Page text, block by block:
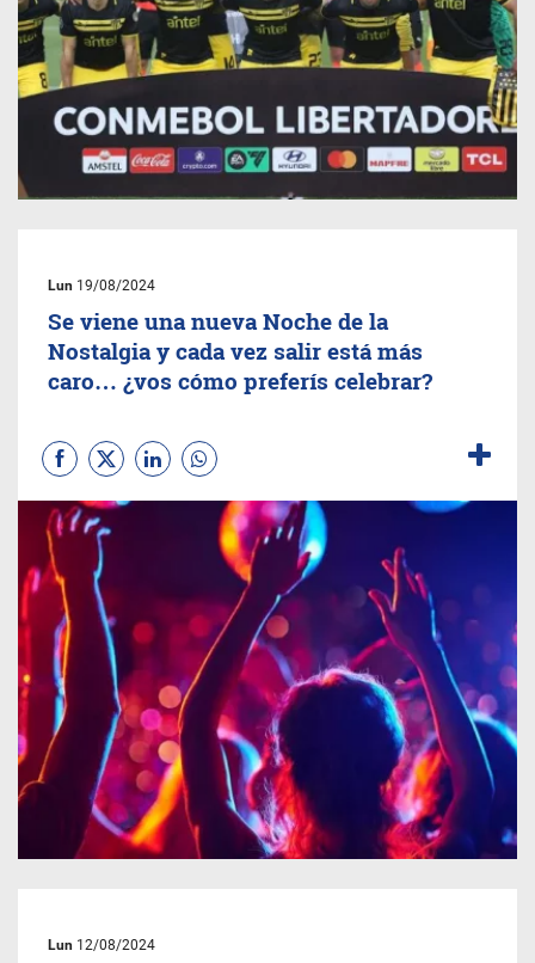
Lun 19/08/2024
Se viene una nueva Noche de la
Nostalgia y cada vez salir está más
caro… ¿vos cómo preferís celebrar?
Lun 12/08/2024